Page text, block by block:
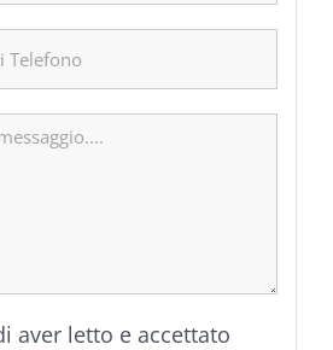
aver letto e accettato